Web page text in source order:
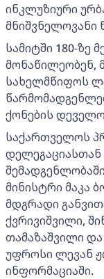
ინკლუზიური
მნიშვნელოვანი
სამიტში 180-ზე
მონაწილეობენ,
სახელმწიფოს
ქონების
საქართველოს
მინისტრი მაკა
მდგრადი
ქვრივიშვილი,
თამაზაშვილი
უფროსი ლევან
ინფორმაციაში.